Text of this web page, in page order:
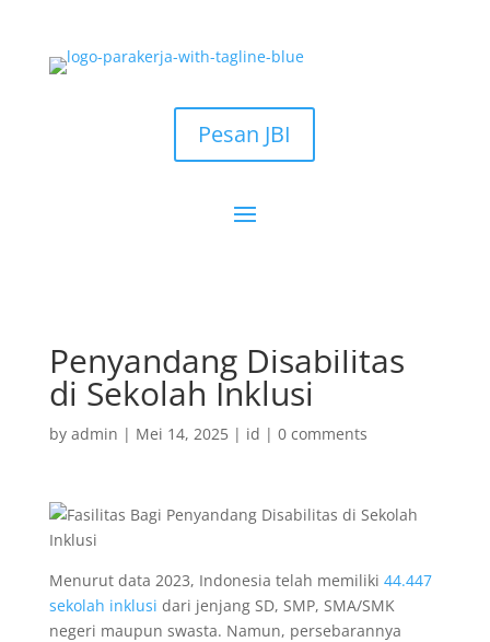
Pesan JBI
Penyandang Disabilitas
di Sekolah Inklusi
by admin | Mei 14, 2025| id | 0 comments
Menurut data 2023, Indonesia telah memiliki 44.447
sekolah inklusi dari jenjang SD, SMP, SMA/SMK
negeri maupun swasta. Namun, persebarannya